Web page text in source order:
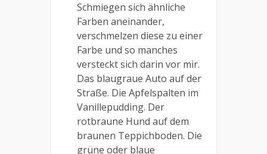
Schmiegen sich ähnliche
Farben aneinander,
verschmelzen diese zu einer
Farbe und so manches
versteckt sich darin vor mir.
Das blaugraue Auto auf der
Straße. Die Apfelspalten im
Vanillepudding. Der
rotbraune Hund auf dem
braunen Teppichboden. Die
grüne oder blaue